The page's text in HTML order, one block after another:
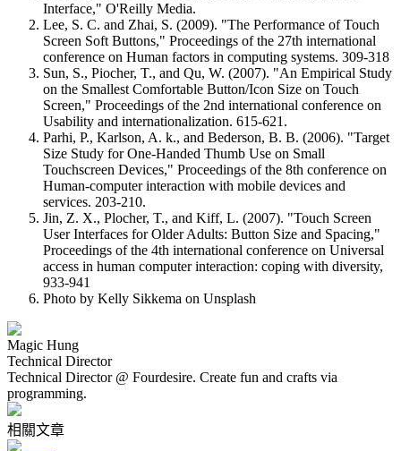
Interface," O'Reilly Media.
Lee, S. C. and Zhai, S. (2009). "The Performance of Touch
Screen Soft Buttons," Proceedings of the 27th international
conference on Human factors in computing systems. 309-318
Sun, S., Piocher, T., and Qu, W. (2007). "An Empirical Study
on the Smallest Comfortable Button/Icon Size on Touch
Screen," Proceedings of the 2nd international conference on
Usability and internationalization. 615-621.
Parhi, P., Karlson, A. k., and Bederson, B. B. (2006). "Target
Size Study for One-Handed Thumb Use on Small
Touchscreen Devices," Proceedings of the 8th conference on
Human-computer interaction with mobile devices and
services. 203-210.
Jin, Z. X., Plocher, T., and Kiff, L. (2007). "Touch Screen
User Interfaces for Older Adults: Button Size and Spacing,"
Proceedings of the 4th international conference on Universal
access in human computer interaction: coping with diversity,
933-941
Photo by Kelly Sikkema on Unsplash
Magic Hung
Technical Director
Technical Director @ Fourdesire. Create fun and crafts via
programming.
相關文章